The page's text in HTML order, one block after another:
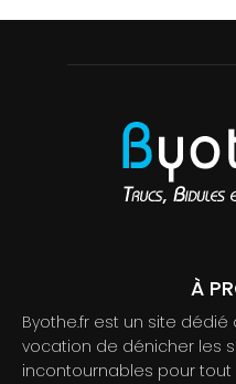
À
Byothe.fr est un site
vocation de dénicher les
incontournables pour